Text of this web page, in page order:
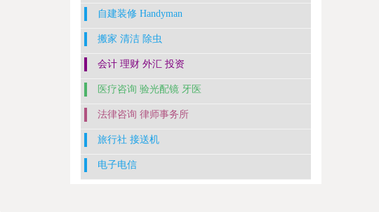
自建装修 Handyman
搬家 清洁 除虫
会计 理财 外汇 投资
医疗咨询 验光配镜 牙医
法律咨询 律师事务所
旅行社 接送机
电子电信